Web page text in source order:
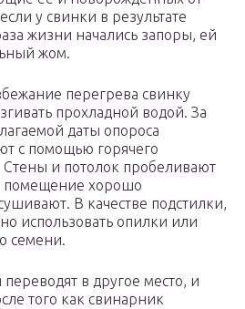
у свинки в результате
жизни начались запоры, ей
жом.
перегрева свинку
прохладной водой. За
даты опороса
с помощью горячего
Стены и потолок пробеливают
помещение хорошо
В качестве подстилки,
использовать опилки или
семени.
в другое место, и
того как свинарник